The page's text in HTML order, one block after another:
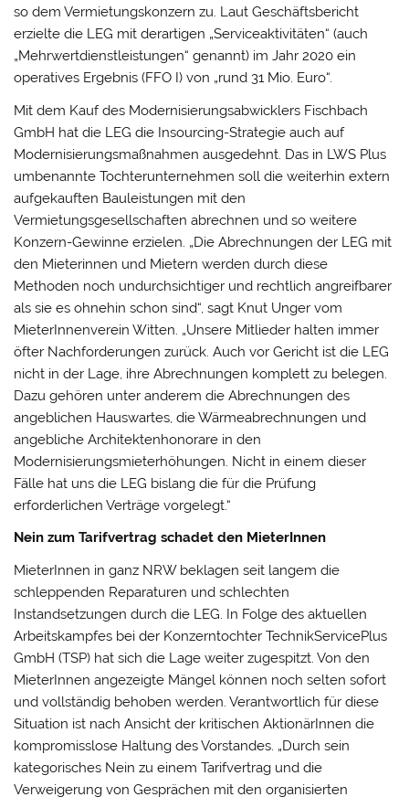
so dem Vermietungskonzern zu. Laut Geschäftsbericht
erzielte die LEG mit derartigen „Serviceaktivitäten“ (auch
„Mehrwertdienstleistungen“ genannt) im Jahr 2020 ein
operatives Ergebnis (FFO I) von „rund 31 Mio. Euro“.
Mit dem Kauf des Modernisierungsabwicklers Fischbach
GmbH hat die LEG die Insourcing-Strategie auch auf
Modernisierungsmaßnahmen ausgedehnt. Das in LWS Plus
umbenannte Tochterunternehmen soll die weiterhin extern
aufgekauften Bauleistungen mit den
Vermietungsgesellschaften abrechnen und so weitere
Konzern-Gewinne erzielen. „Die Abrechnungen der LEG mit
den Mieterinnen und Mietern werden durch diese
Methoden noch undurchsichtiger und rechtlich angreifbarer
als sie es ohnehin schon sind“, sagt Knut Unger vom
MieterInnenverein Witten. „Unsere Mitlieder halten immer
öfter Nachforderungen zurück. Auch vor Gericht ist die LEG
nicht in der Lage, ihre Abrechnungen komplett zu belegen.
Dazu gehören unter anderem die Abrechnungen des
angeblichen Hauswartes, die Wärmeabrechnungen und
angebliche Architektenhonorare in den
Modernisierungsmieterhöhungen. Nicht in einem dieser
Fälle hat uns die LEG bislang die für die Prüfung
erforderlichen Verträge vorgelegt.“
Nein zum Tarifvertrag schadet den MieterInnen
MieterInnen in ganz NRW beklagen seit langem die
schleppenden Reparaturen und schlechten
Instandsetzungen durch die LEG. In Folge des aktuellen
Arbeitskampfes bei der Konzerntochter TechnikServicePlus
GmbH (TSP) hat sich die Lage weiter zugespitzt. Von den
MieterInnen angezeigte Mängel können noch selten sofort
und vollständig behoben werden. Verantwortlich für diese
Situation ist nach Ansicht der kritischen AktionärInnen die
kompromisslose Haltung des Vorstandes. „Durch sein
kategorisches Nein zu einem Tarifvertrag und die
Verweigerung von Gesprächen mit den organisierten